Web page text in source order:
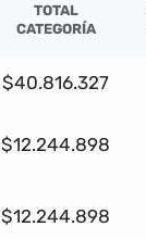
TOTAL
CATEGORÍA
$40.816.327
$12.244.898
$12.244.898